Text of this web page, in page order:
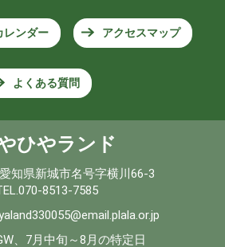
レンダー アクセスマップ
よくある質問
ひやランド
知県新城市名号字横川66-3
8513-7585
、7月中旬～8月の特定日